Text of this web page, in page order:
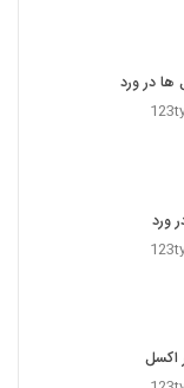
ها در ورد
ورد
اکسل